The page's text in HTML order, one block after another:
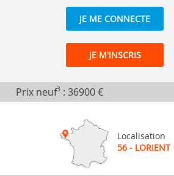
JE ME CONNECTE
JE M'INSCRIS
Prix neuf3 :36900 €
Localisation
56 - LORIENT